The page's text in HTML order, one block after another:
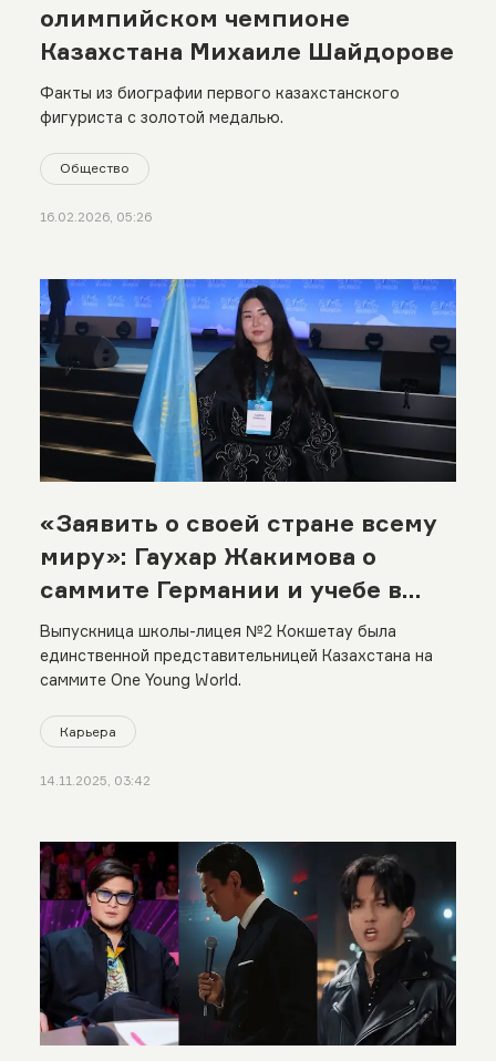
олимпийском чемпионе
Казахстана Михаиле Шайдорове
Факты из биографии первого казахстанского
фигуриста с золотой медалью.
Общество
16.02.2026, 05:26
«Заявить о своей стране всему
миру»: Гаухар Жакимова о
саммите Германии и учебе в
Италии
Выпускница школы-лицея №2 Кокшетау была
единственной представительницей Казахстана на
саммите One Young World.
Карьера
14.11.2025, 03:42